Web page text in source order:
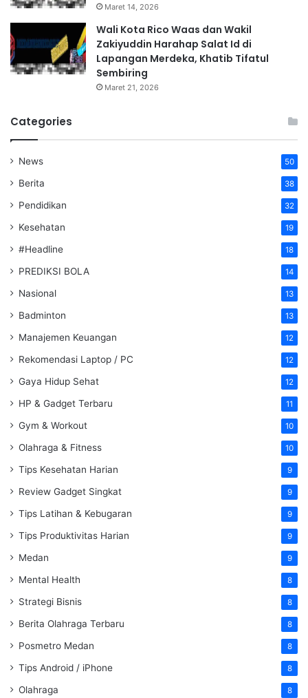
Maret 14, 2026
Wali Kota Rico Waas dan Wakil
Zakiyuddin Harahap Salat Id di
Lapangan Merdeka, Khatib Tifatul
Sembiring
Maret 21, 2026
Categories
News 50
Berita 38
Pendidikan 32
Kesehatan 19
#Headline 18
PREDIKSI BOLA 14
Nasional 13
Badminton 13
Manajemen Keuangan 12
Rekomendasi Laptop / PC 12
Gaya Hidup Sehat 12
HP & Gadget Terbaru 11
Gym & Workout 10
Olahraga & Fitness 10
Tips Kesehatan Harian 9
Review Gadget Singkat 9
Tips Latihan & Kebugaran 9
Tips Produktivitas Harian 9
Medan 9
Mental Health 8
Strategi Bisnis 8
Berita Olahraga Terbaru 8
Posmetro Medan 8
Tips Android / iPhone 8
Olahraga 8